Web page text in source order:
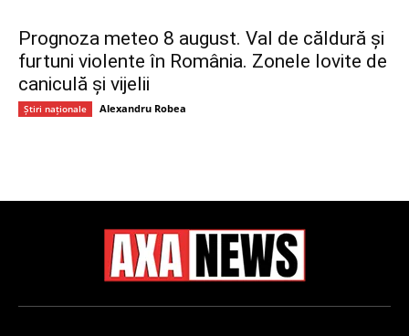
Prognoza meteo 8 august. Val de căldură și
furtuni violente în România. Zonele lovite de
caniculă și vijelii
Știri naționale Alexandru Robea